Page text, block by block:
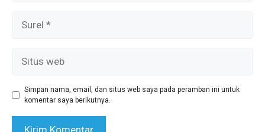
Simpan nama, email, dan situs web saya pada peramban ini untuk
komentar saya berikutnya.